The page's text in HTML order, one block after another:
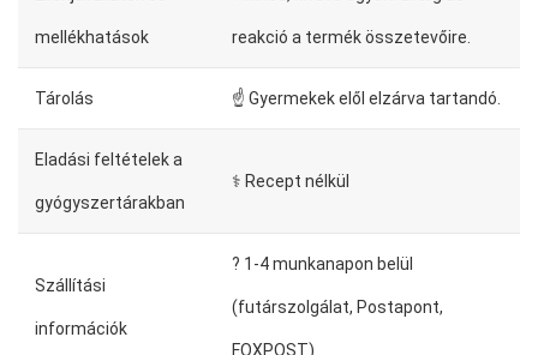
mellékhatások reakció a termék összetevőire.
Tárolás ☝ Gyermekek elől elzárva tartandó.
Eladási feltételek a
gyógyszertárakban
⚕️ Recept nélkül
Szállítási
információk
?️ 1-4 munkanapon belül
(futárszolgálat, Postapont,
FOXPOST)